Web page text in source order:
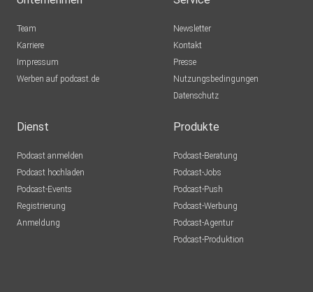
Team
Karriere
Impressum
Werben auf podcast.de
Newsletter
Kontakt
Presse
Nutzungsbedingungen
Datenschutz
Dienst
Podcast anmelden
Podcast hochladen
Podcast-Events
Registrierung
Anmeldung
Produkte
Podcast-Beratung
Podcast-Jobs
Podcast-Push
Podcast-Werbung
Podcast-Agentur
Podcast-Produktion